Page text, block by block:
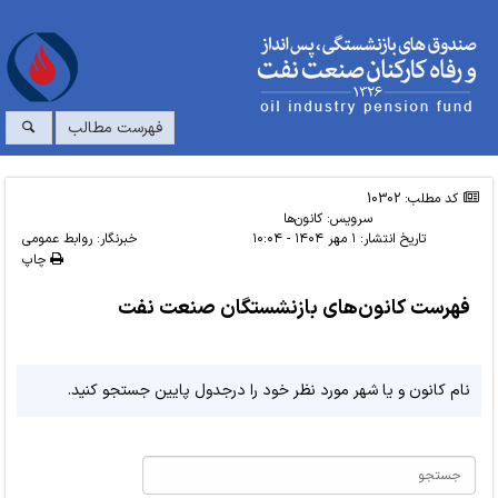
فهرست مطالب
کد مطلب: 10302
سرویس: کانون‌ها
تاریخ انتشار: ۱ مهر ۱۴۰۴ - ۱۰:۰۴
خبرنگار: روابط عمومی
چاپ
فهرست کانون‌های بازنشستگان صنعت نفت
نام کانون و یا شهر مورد نظر خود را درجدول پایین جستجو کنید.